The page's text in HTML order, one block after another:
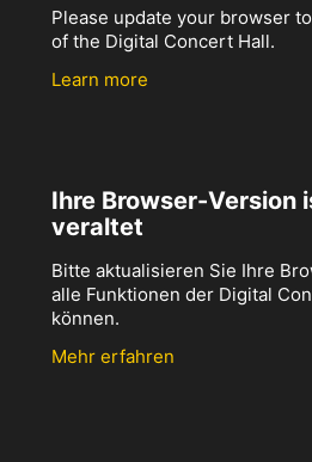
Please update your browser
of the Digital Concert Hall.
Learn more
Ihre Browser-Version
veraltet
Bitte aktualisieren Sie Ihre
alle Funktionen der Digital
können.
Mehr erfahren